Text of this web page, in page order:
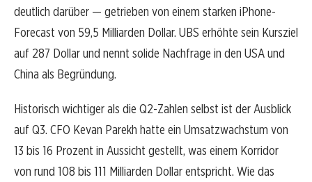
deutlich darüber — getrieben von einem starken iPhone-
Forecast von 59,5 Milliarden Dollar. UBS erhöhte sein Kursziel
auf 287 Dollar und nennt solide Nachfrage in den USA und
China als Begründung.
Historisch wichtiger als die Q2-Zahlen selbst ist der Ausblick
auf Q3. CFO Kevan Parekh hatte ein Umsatzwachstum von
13 bis 16 Prozent in Aussicht gestellt, was einem Korridor
von rund 108 bis 111 Milliarden Dollar entspricht. Wie das